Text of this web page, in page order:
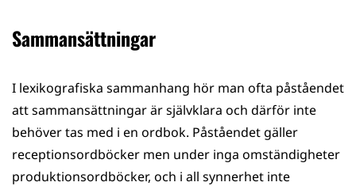
Sammansättningar
I lexikografiska sammanhang hör man ofta påståendet
att sammansättningar är självklara och därför inte
behöver tas med i en ordbok. Påståendet gäller
receptionsordböcker men under inga omständigheter
produktionsordböcker, och i all synnerhet inte